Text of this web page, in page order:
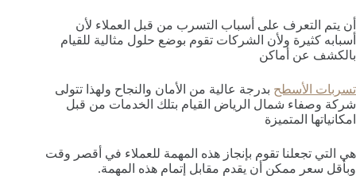
أن يتم التعرف على أسباب التسرب من قبل العملاء لأن
أسبابه كثيرة ولأن الشركات تقوم بوضع حلول مثالية للقيام
بالكشف عن أماكن
تسربات الأسطح بدرجة عالية من الأمان والنجاح ولهذا تتولى
شركة وصفاء شمال الرياض القيام بتلك الخدمات من قبل
امكانياتها المتميزة
هي التي تجعلنا تقوم بإنجاز هذه المهمة للعملاء في أقصر وقت
وبأقل سعر ممكن أن يقدم مقابل إتمام هذه المهمة.